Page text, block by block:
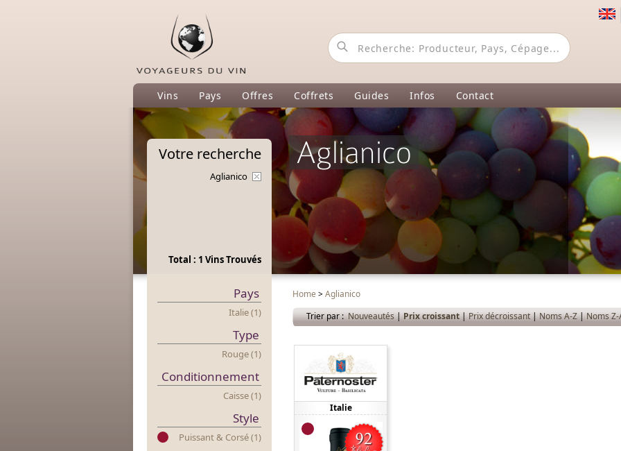
Vins Pays Offres Coffrets Guides Infos Contact
Votre recherche
Aglianico
Total : 1 Vins Trouvés
Pays
Italie (1)
Type
Rouge (1)
Conditionnement
Caisse (1)
Style
Puissant & Corsé (1)
Aglianico
Home >Aglianico
Trier par :Nouveautés|Prix croissant|Prix décroissant|Noms A-Z|Noms Z-
Italie